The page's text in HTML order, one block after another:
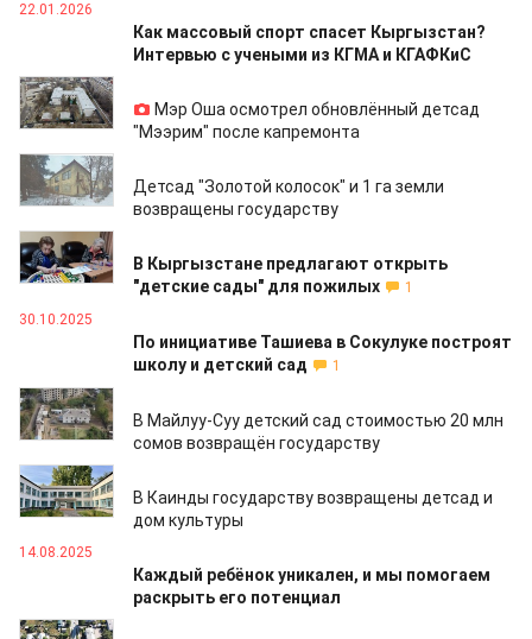
22.01.2026
Как массовый спорт спасет Кыргызстан?
Интервью с учеными из КГМА и КГАФКиС
12.01.2026
Мэр Оша осмотрел обновлённый детсад
"Мээрим" после капремонта
03.12.2025
Детсад "Золотой колосок" и 1 га земли
возвращены государству
01.11.2025
В Кыргызстане предлагают открыть
"детские сады" для пожилых
1
30.10.2025
По инициативе Ташиева в Сокулуке построят
школу и детский сад
1
21.10.2025
В Майлуу-Суу детский сад стоимостью 20 млн
сомов возвращён государству
20.10.2025
В Каинды государству возвращены детсад и
дом культуры
14.08.2025
Каждый ребёнок уникален, и мы помогаем
раскрыть его потенциал
23.07.2025